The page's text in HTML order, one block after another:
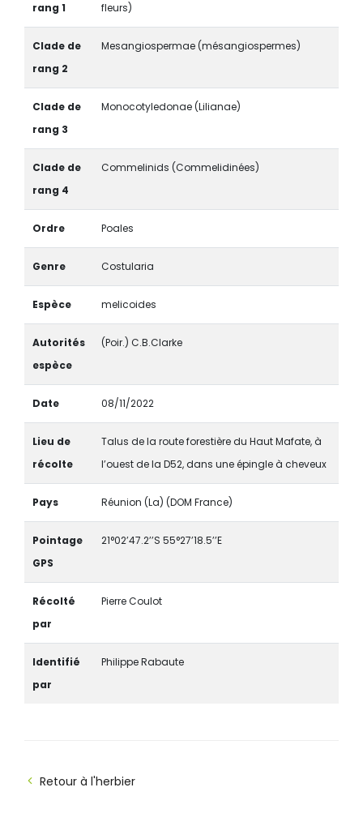
rang 1
fleurs)
Clade de
rang 2
Mesangiospermae (mésangiospermes)
Clade de
rang 3
Monocotyledonae (Lilianae)
Clade de
rang 4
Commelinids (Commelidinées)
Ordre Poales
Genre Costularia
Espèce melicoides
Autorités
espèce
(Poir.) C.B.Clarke
Date 08/11/2022
Lieu de
récolte
Talus de la route forestière du Haut Mafate, à
l’ouest de la D52, dans une épingle à cheveux
Pays Réunion (La) (DOM France)
Pointage
GPS
21°02’47.2’’S 55°27’18.5’’E
Récolté
par
Pierre Coulot
Identifié
par
Philippe Rabaute
Retour à l'herbier